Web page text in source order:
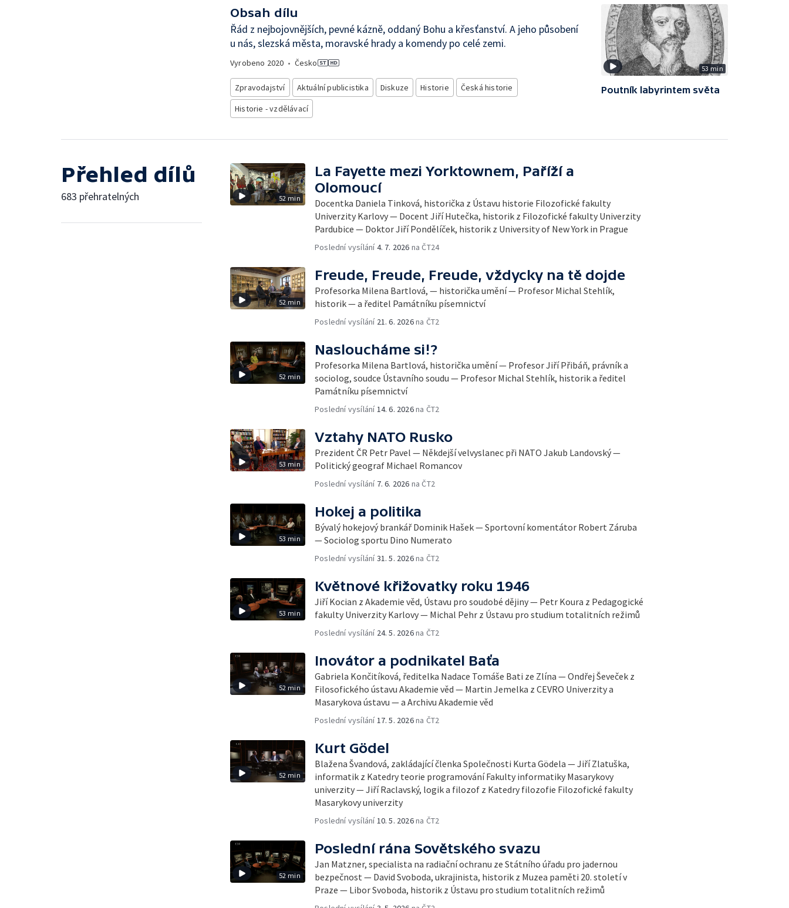
Obsah dílu
Řád z nejbojovnějších, pevné kázně, oddaný Bohu a křesťanství. A jeho působení
u nás, slezská města, moravské hrady a komendy po celé zemi.
Vyrobeno 2020 • Česko
Zpravodajství Aktuální publicistika Diskuze Historie
Česká historie
Historie - vzdělávací
53 min
Poutník labyrintem světa
Přehled dílů
683 přehratelných 52 min
La Fayette mezi Yorktownem, Paříží a
Olomoucí
Docentka Daniela Tinková, historička z Ústavu historie Filozofické fakulty
Univerzity Karlovy — Docent Jiří Hutečka, historik z Filozofické fakulty Univerzity
Pardubice — Doktor Jiří Pondělíček, historik z University of New York in Prague
Poslední vysílání4. 7. 2026 na ČT24
52 min
Freude, Freude, Freude, vždycky na tě dojde
Profesorka Milena Bartlová, — historička umění — Profesor Michal Stehlík,
historik — a ředitel Památníku písemnictví
Poslední vysílání 21. 6. 2026na ČT2
52 min
Nasloucháme si!?
Profesorka Milena Bartlová, historička umění — Profesor Jiří Přibáň, právník a
sociolog, soudce Ústavního soudu — Profesor Michal Stehlík, historik a ředitel
Památníku písemnictví
Poslední vysílání14. 6. 2026na ČT2
53 min
Vztahy NATO Rusko
Prezident ČR Petr Pavel — Někdejší velvyslanec při NATO Jakub Landovský —
Politický geograf Michael Romancov
Poslední vysílání 7. 6. 2026 na ČT2
53 min
Hokej a politika
Bývalý hokejový brankář Dominik Hašek — Sportovní komentátor Robert Záruba
— Sociolog sportu Dino Numerato
Poslední vysílání31. 5. 2026na ČT2
53 min
Květnové křižovatky roku 1946
Jiří Kocian z Akademie věd, Ústavu pro soudobé dějiny — Petr Koura z Pedagogické
fakulty Univerzity Karlovy — Michal Pehr z Ústavu pro studium totalitních režimů
Poslední vysílání 24. 5. 2026na ČT2
52 min
Inovátor a podnikatel Baťa
Gabriela Končitíková, ředitelka Nadace Tomáše Bati ze Zlína — Ondřej Ševeček z
Filosofického ústavu Akademie věd — Martin Jemelka z CEVRO Univerzity a
Masarykova ústavu — a Archivu Akademie věd
Poslední vysílání17. 5. 2026na ČT2
52 min
Kurt Gödel
Blažena Švandová, zakládající členka Společnosti Kurta Gödela — Jiří Zlatuška,
informatik z Katedry teorie programování Fakulty informatiky Masarykovy
univerzity — Jiří Raclavský, logik a filozof z Katedry filozofie Filozofické fakulty
Masarykovy univerzity
Poslední vysílání10. 5. 2026na ČT2
52 min
Poslední rána Sovětského svazu
Jan Matzner, specialista na radiační ochranu ze Státního úřadu pro jadernou
bezpečnost — David Svoboda, ukrajinista, historik z Muzea paměti 20. století v
Praze — Libor Svoboda, historik z Ústavu pro studium totalitních režimů